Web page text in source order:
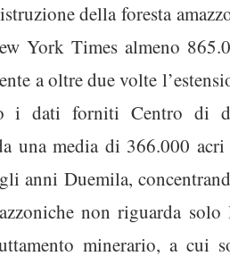
della foresta
York Times almeno
a oltre due volte
i dati forniti Centro di
una media di 366.000
anni Duemila,
non riguarda solo
minerario, a cui